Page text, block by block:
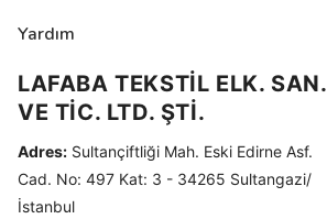
Yardım
LAFABA TEKSTİL ELK. SAN.
VE TİC. LTD. ŞTİ.
Adres: Sultançiftliği Mah. Eski Edirne Asf.
Cad. No: 497 Kat: 3 - 34265 Sultangazi/
İstanbul